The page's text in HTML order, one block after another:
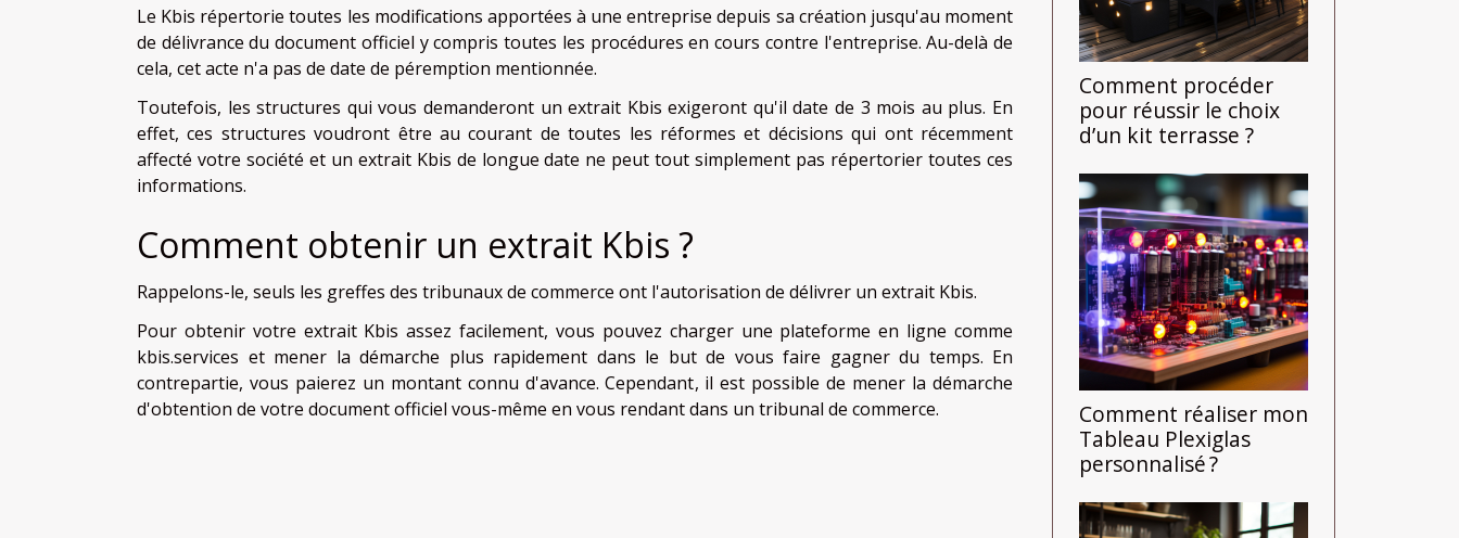
Le Kbis répertorie toutes les modifications apportées à une entreprise depuis sa création jusqu'au moment
de délivrance du document officiel y compris toutes les procédures en cours contre l'entreprise. Au-delà de
cela, cet acte n'a pas de date de péremption mentionnée.
Toutefois, les structures qui vous demanderont un extrait Kbis exigeront qu'il date de 3 mois au plus. En
effet, ces structures voudront être au courant de toutes les réformes et décisions qui ont récemment
affecté votre société et un extrait Kbis de longue date ne peut tout simplement pas répertorier toutes ces
informations.
Comment obtenir un extrait Kbis ?
Rappelons-le, seuls les greffes des tribunaux de commerce ont l'autorisation de délivrer un extrait Kbis.
Pour obtenir votre extrait Kbis assez facilement, vous pouvez charger une plateforme en ligne comme
kbis.services et mener la démarche plus rapidement dans le but de vous faire gagner du temps. En
contrepartie, vous paierez un montant connu d'avance. Cependant, il est possible de mener la démarche
d'obtention de votre document officiel vous-même en vous rendant dans un tribunal de commerce.
Comment procéder
pour réussir le choix
d’un kit terrasse ?
Comment réaliser mon
Tableau Plexiglas
personnalisé ?